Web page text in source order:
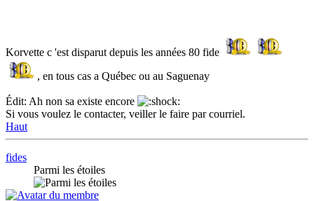
Korvette c 'est disparut depuis les années 80 fide
, en tous cas a Québec ou au Saguenay
Édit: Ah non sa existe encore
Si vous voulez le contacter, veiller le faire par courriel.
Haut
fides
Parmi les étoiles